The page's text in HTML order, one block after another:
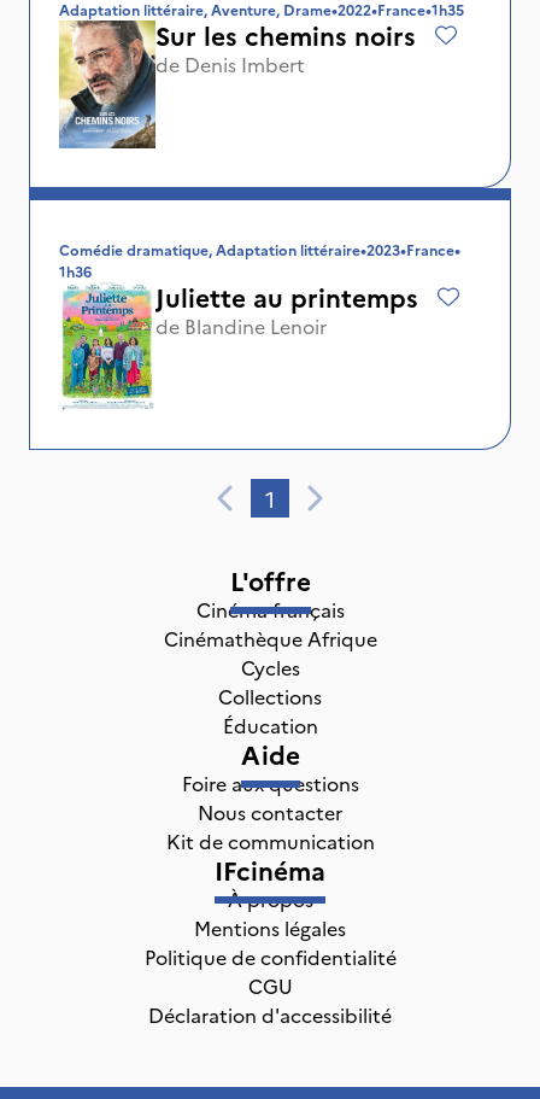
Adaptation littéraire, Aventure, Drame•2022•France•1h35
Sur les chemins noirs
de Denis Imbert
Comédie dramatique, Adaptation littéraire•2023•France•
1h36
Juliette au printemps
de Blandine Lenoir
1
L'offre
Cinéma français
Cinémathèque Afrique
Cycles
Collections
Éducation
Aide
Foire aux questions
Nous contacter
Kit de communication
IFcinéma
À propos
Mentions légales
Politique de confidentialité
CGU
Déclaration d'accessibilité